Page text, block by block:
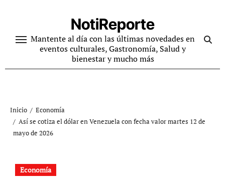
contenido
NotiReporte
Mantente al día con las últimas novedades en
eventos culturales, Gastronomía, Salud y
bienestar y mucho más
Inicio
Economía
Así se cotiza el dólar en Venezuela con fecha valor martes 12 de
mayo de 2026
Economía